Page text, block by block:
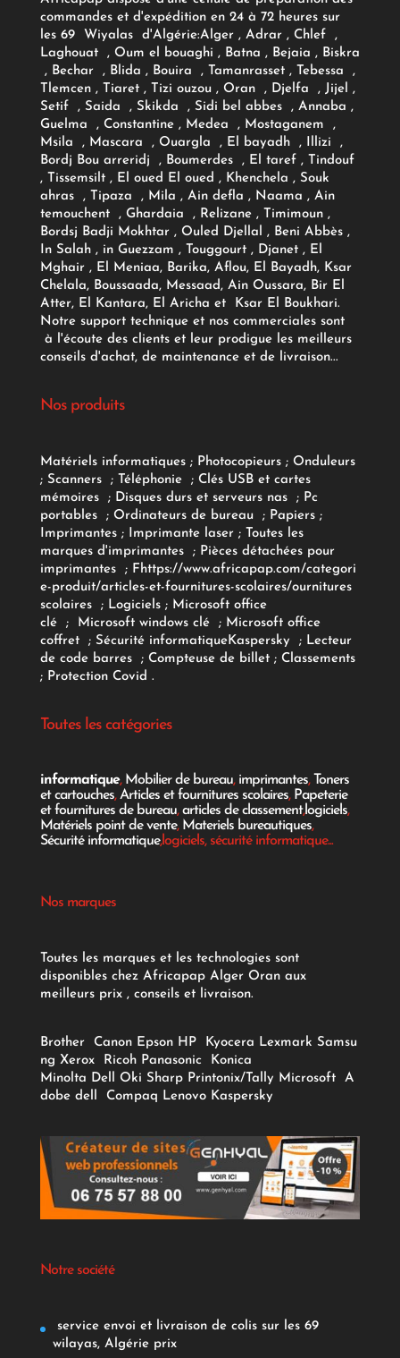
commandes et d'expédition en 24 à 72 heures sur
les 69 Wiyalas d'Algérie:Alger , Adrar, Chlef ,
Laghouat , Oum el bouaghi , Batna , Bejaia , Biskra
, Bechar , Blida , Bouira , Tamanrasset , Tebessa ,
Tlemcen , Tiaret , Tizi ouzou , Oran , Djelfa , Jijel ,
Setif , Saida , Skikda , Sidi bel abbes , Annaba ,
Guelma , Constantine , Medea , Mostaganem ,
Msila , Mascara , Ouargla , El bayadh , Illizi ,
Bordj Bou arreridj , Boumerdes , El taref , Tindouf
, Tissemsilt , El oued El oued , Khenchela , Souk
ahras , Tipaza , Mila , Ain defla , Naama , Ain
temouchent , Ghardaia , Relizane , Timimoun ,
Bordsj Badji Mokhtar , Ouled Djellal , Beni Abbès ,
In Salah , in Guezzam , Touggourt , Djanet , El
Mghair , El Meniaa, Barika, Aflou, El Bayadh, Ksar
Chelala, Boussaada, Messaad, Ain Oussara, Bir El
Atter, El Kantara, El Aricha et Ksar El Boukhari.
Notre support technique et nos commerciales sont
à l'écoute des clients et leur prodigue les meilleurs
conseils d'achat, de maintenance et de livraison...
Nos produits
Matériels informatiques; Photocopieurs; Onduleurs
; Scanners ; Téléphonie ; Clés USB et cartes
mémoires
; Disques durs et serveurs nas ; Pc
portables
; Ordinateurs de bureau ; Papiers;
Imprimantes;Imprimante laser; Toutes les
marques d'imprimantes
; Pièces détachées pour
imprimantes
; Fhttps://www.africapap.com/categori
e-produit/articles-et-fournitures-scolaires/ournitures
scolaires; Logiciels ; Microsoft office
clé
; Microsoft windows clé; Microsoft office
coffret ; Sécurité informatiqueKaspersky ; Lecteur
de code barres
; Compteuse de billet; Classements
; Protection Covid .
Toutes les catégories
informatique, Mobilier de bureau, imprimantes, Toners
et cartouches,Articles et fournitures scolaires, Papeterie
et fournitures de bureau,articles de classement,logiciels,
Matériels point de vente, Materiels bureautiques,
Sécurité informatique,logiciels, sécurité informatique...
Nos marques
Toutes les marques et les technologies sont
disponibles chez Africapap Alger Oran aux
meilleurs prix , conseils et livraison.
Brother Canon Epson HP Kyocera Lexmark Samsu
ng Xerox Ricoh Panasonic
Konica
Minolta Dell Oki Sharp Printonix/Tally Microsoft
A
dobe dell Compaq Lenovo Kaspersky
Notre société
service envoi et livraison de colis sur les 69
wilayas, Algérie prix